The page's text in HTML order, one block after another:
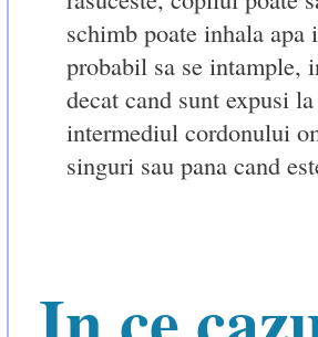
schimb poate inhala
probabil sa se intample,
decat cand sunt expusi
intermediul cordonului
singuri sau pana cand